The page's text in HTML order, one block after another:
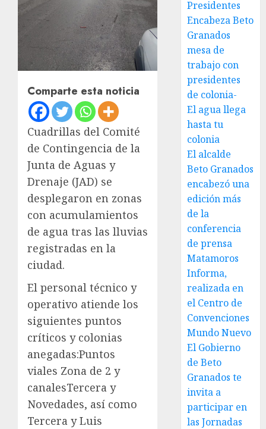
Comparte esta noticia
Cuadrillas del Comité
de Contingencia de la
Junta de Aguas y
Drenaje (JAD) se
desplegaron en zonas
con acumulamientos
de agua tras las lluvias
registradas en la
ciudad.
El personal técnico y
operativo atiende los
siguientes puntos
críticos y colonias
anegadas:Puntos
viales Zona de 2 y
canalesTercera y
Novedades, así como
Tercera y Luis
Presidentes
Encabeza Beto
Granados
mesa de
trabajo con
presidentes
de colonia-
El agua llega
hasta tu
colonia
El alcalde
Beto Granados
encabezó una
edición más
de la
conferencia
de prensa
Matamoros
Informa,
realizada en
el Centro de
Convenciones
Mundo Nuevo
El Gobierno
de Beto
Granados te
invita a
participar en
las Jornadas